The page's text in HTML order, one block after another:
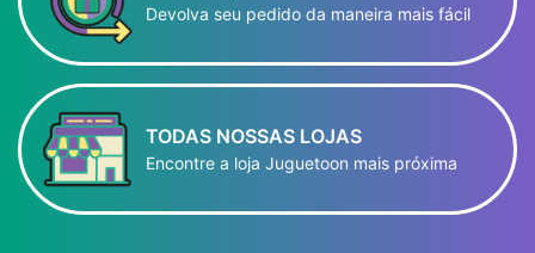
Devolva seu pedido da maneira mais fácil
TODAS NOSSAS LOJAS
Encontre a loja Juguetoon mais próxima